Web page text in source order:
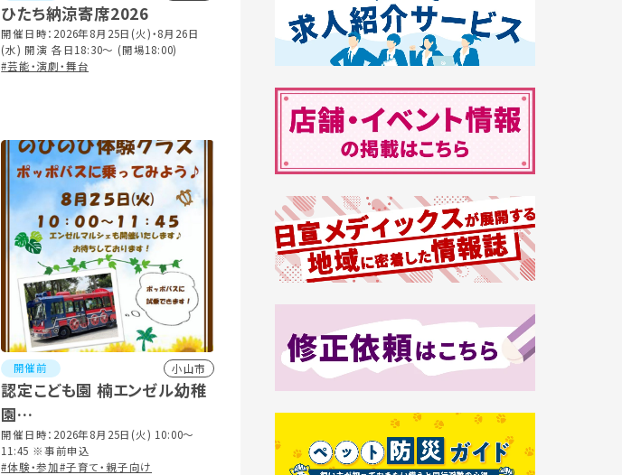
ひたち納涼寄席2026
開催日時：2026年8月25日(火)・8月26日
(水) 開演 各日18:30～ (開場18:00)
#芸能・演劇・舞台
開催前 小山市
認定こども園 楠エンゼル幼稚
園
第5回 のびのび体験クラス
開催日時：2026年8月25日(火) 10:00～
11:45 ※事前申込
#体験・参加#子育て・親子向け